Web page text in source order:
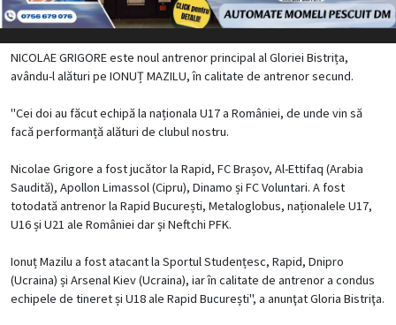
NICOLAE GRIGORE este noul antrenor principal al Gloriei Bistrița,
avându-l alături pe IONUȚ MAZILU, în calitate de antrenor secund.
"Cei doi au făcut echipă la naționala U17 a României, de unde vin să
facă performanță alături de clubul nostru.
Nicolae Grigore a fost jucător la Rapid, FC Brașov, Al-Ettifaq (Arabia
Saudită), Apollon Limassol (Cipru), Dinamo și FC Voluntari. A fost
totodată antrenor la Rapid București, Metaloglobus, naționalele U17,
U16 și U21 ale României dar și Neftchi PFK.
Ionuț Mazilu a fost atacant la Sportul Studențesc, Rapid, Dnipro
(Ucraina) și Arsenal Kiev (Ucraina), iar în calitate de antrenor a condus
echipele de tineret și U18 ale Rapid București", a anunţat Gloria Bistriţa.